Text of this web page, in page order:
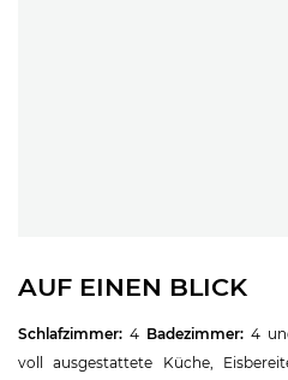
AUF EINEN BLICK
Schlafzimmer: 4 Badezimmer: 4
voll ausgestattete Küche,